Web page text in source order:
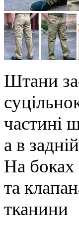
Штани
частині
а в
На боках
та
тканини